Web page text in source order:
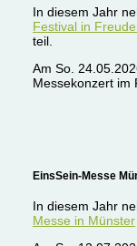
In diesem Jahr
Festival in
teil.
Am So.
Messekonzert im
EinsSein-Messe
In diesem Jahr
Messe in Münster